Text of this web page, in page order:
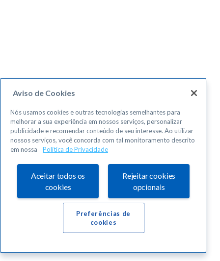
Aviso de Cookies
Nós usamos cookies e outras tecnologias semelhantes para
melhorar a sua experiência em nossos serviços, personalizar
publicidade e recomendar conteúdo de seu interesse. Ao utilizar
nossos serviços, você concorda com tal monitoramento descrito
em nossa
Política de Privacidade
Aceitar todos os
cookies
Rejeitar cookies
opcionais
Preferências de
cookies